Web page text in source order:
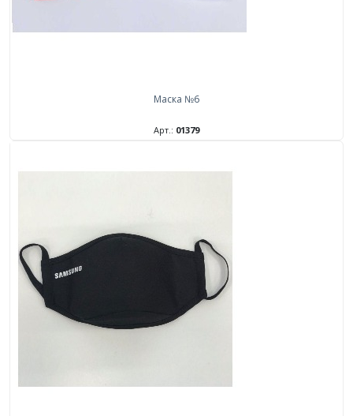
Маска №6
Арт.: 01379